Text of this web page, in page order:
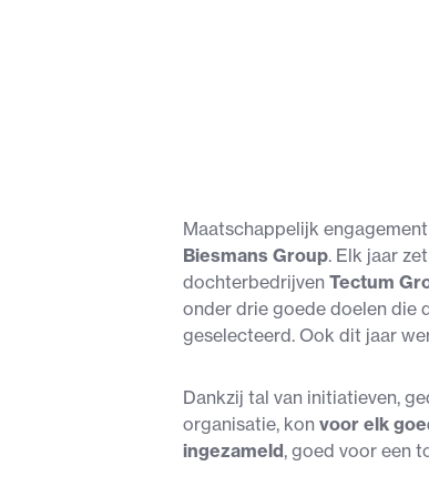
Maatschappelijk
Biesmans Group. Elk jaar
dochterbedrijven Tectum
onder drie goede doelen die
geselecteerd. Ook dit jaar
Dankzij tal van initiatieven,
organisatie, kon voor elk
ingezameld, goed voor een